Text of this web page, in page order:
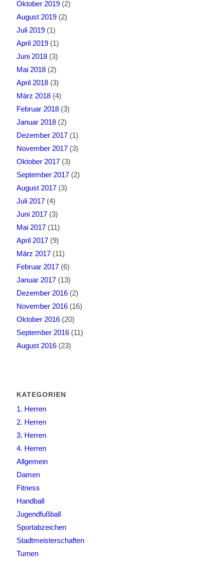
Oktober 2019(2)
August 2019(2)
Juli 2019(1)
April 2019(1)
Juni 2018(3)
Mai 2018(2)
April 2018(3)
März 2018(4)
Februar 2018(3)
Januar 2018(2)
Dezember 2017(1)
November 2017(3)
Oktober 2017(3)
September 2017(2)
August 2017(3)
Juli 2017(4)
Juni 2017(3)
Mai 2017(11)
April 2017(9)
März 2017(11)
Februar 2017(6)
Januar 2017(13)
Dezember 2016(2)
November 2016(16)
Oktober 2016(20)
September 2016(11)
August 2016(23)
KATEGORIEN
1. Herren
2. Herren
3. Herren
4. Herren
Allgemein
Damen
Fitness
Handball
Jugendfußball
Sportabzeichen
Stadtmeisterschaften
Turnen